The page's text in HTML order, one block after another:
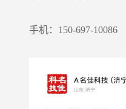
手机：150-697-10086